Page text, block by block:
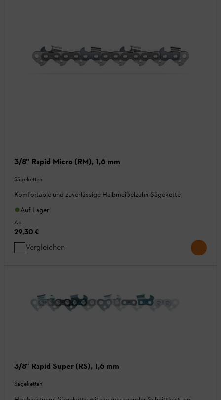
3/8" Rapid Micro (RM), 1,6 mm
Sägeketten
Komfortable und zuverlässige Halbmeißelzahn-Sägekette
Auf Lager
Ab
29,30 €
Vergleichen
3/8" Rapid Super (RS), 1,6 mm
Sägeketten